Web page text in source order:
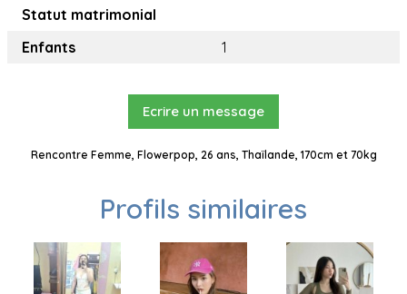
Statut matrimonial
Enfants
1
Ecrire un message
Rencontre Femme, Flowerpop, 26 ans, Thaïlande, 170cm et 70kg
Profils similaires